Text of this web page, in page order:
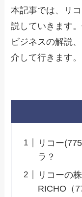
本記事では、リ
説していきます
ビジネスの解説
介して行きます。
リコー
ラ？
リコーの
RICHO（